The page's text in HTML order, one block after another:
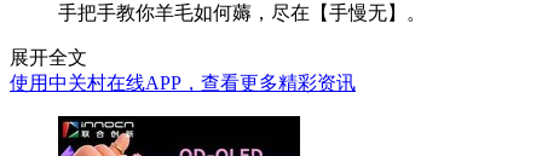
手把手教你羊毛如何薅，尽在【手慢无】。
展开全文
使用中关村在线APP，查看更多精彩资讯